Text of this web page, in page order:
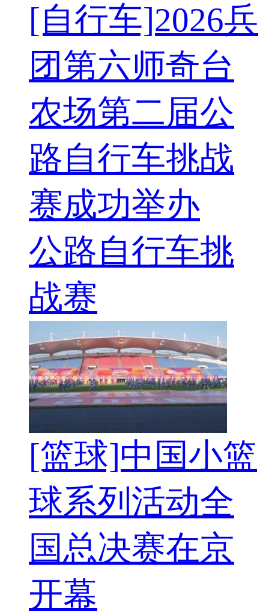
[自行车]2026兵
团第六师奇台
农场第二届公
路自行车挑战
赛成功举办
公路自行车挑
战赛
[篮球]中国小篮
球系列活动全
国总决赛在京
开幕